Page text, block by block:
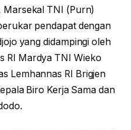
Marsekal TNI (Purn)
pendapat dengan
yang didampingi oleh
RI Mardya TNI Wieko
Lemhannas RI Brigjen
Biro Kerja Sama dan